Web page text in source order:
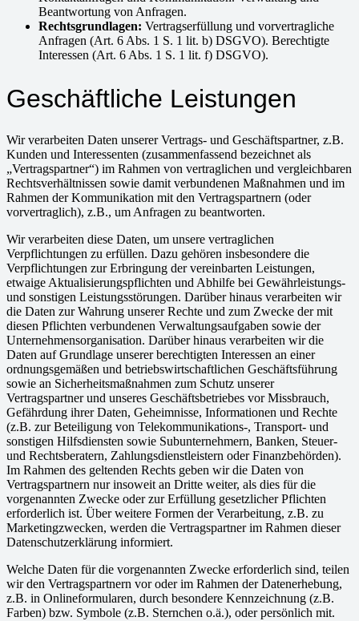
Beantwortung von Anfragen.
Rechtsgrundlagen: Vertragserfüllung und vorvertragliche
Anfragen (Art. 6 Abs. 1 S. 1 lit. b) DSGVO). Berechtigte
Interessen (Art. 6 Abs. 1 S. 1 lit. f) DSGVO).
Geschäftliche Leistungen
Wir verarbeiten Daten unserer Vertrags- und Geschäftspartner, z.B.
Kunden und Interessenten (zusammenfassend bezeichnet als
„Vertragspartner“) im Rahmen von vertraglichen und vergleichbaren
Rechtsverhältnissen sowie damit verbundenen Maßnahmen und im
Rahmen der Kommunikation mit den Vertragspartnern (oder
vorvertraglich), z.B., um Anfragen zu beantworten.
Wir verarbeiten diese Daten, um unsere vertraglichen
Verpflichtungen zu erfüllen. Dazu gehören insbesondere die
Verpflichtungen zur Erbringung der vereinbarten Leistungen,
etwaige Aktualisierungspflichten und Abhilfe bei Gewährleistungs-
und sonstigen Leistungsstörungen. Darüber hinaus verarbeiten wir
die Daten zur Wahrung unserer Rechte und zum Zwecke der mit
diesen Pflichten verbundenen Verwaltungsaufgaben sowie der
Unternehmensorganisation. Darüber hinaus verarbeiten wir die
Daten auf Grundlage unserer berechtigten Interessen an einer
ordnungsgemäßen und betriebswirtschaftlichen Geschäftsführung
sowie an Sicherheitsmaßnahmen zum Schutz unserer
Vertragspartner und unseres Geschäftsbetriebes vor Missbrauch,
Gefährdung ihrer Daten, Geheimnisse, Informationen und Rechte
(z.B. zur Beteiligung von Telekommunikations-, Transport- und
sonstigen Hilfsdiensten sowie Subunternehmern, Banken, Steuer-
und Rechtsberatern, Zahlungsdienstleistern oder Finanzbehörden).
Im Rahmen des geltenden Rechts geben wir die Daten von
Vertragspartnern nur insoweit an Dritte weiter, als dies für die
vorgenannten Zwecke oder zur Erfüllung gesetzlicher Pflichten
erforderlich ist. Über weitere Formen der Verarbeitung, z.B. zu
Marketingzwecken, werden die Vertragspartner im Rahmen dieser
Datenschutzerklärung informiert.
Welche Daten für die vorgenannten Zwecke erforderlich sind, teilen
wir den Vertragspartnern vor oder im Rahmen der Datenerhebung,
z.B. in Onlineformularen, durch besondere Kennzeichnung (z.B.
Farben) bzw. Symbole (z.B. Sternchen o.ä.), oder persönlich mit.